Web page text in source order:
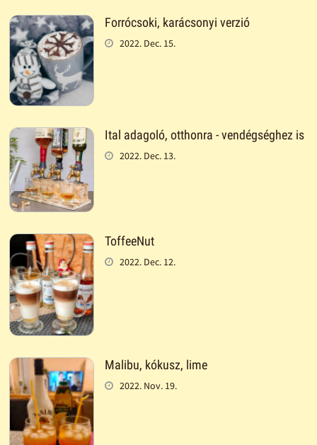
Forrócsoki, karácsonyi verzió
2022. Dec. 15.
Ital adagoló, otthonra - vendégséghez is
2022. Dec. 13.
ToffeeNut
2022. Dec. 12.
Malibu, kókusz, lime
2022. Nov. 19.